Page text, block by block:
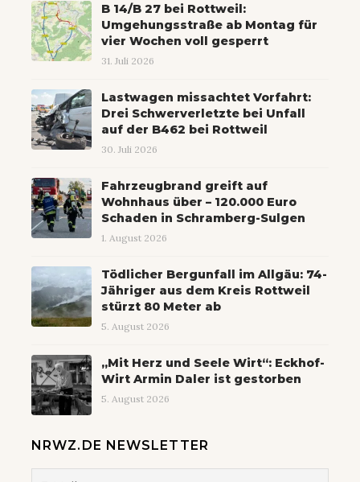
B 14/B 27 bei Rottweil:
Umgehungsstraße ab Montag für
vier Wochen voll gesperrt
31. Juli 2026
Lastwagen missachtet Vorfahrt:
Drei Schwerverletzte bei Unfall
auf der B462 bei Rottweil
30. Juli 2026
Fahrzeugbrand greift auf
Wohnhaus über – 120.000 Euro
Schaden in Schramberg-Sulgen
1. August 2026
Tödlicher Bergunfall im Allgäu: 74-
Jähriger aus dem Kreis Rottweil
stürzt 80 Meter ab
5. August 2026
„Mit Herz und Seele Wirt“: Eckhof-
Wirt Armin Daler ist gestorben
5. August 2026
NRWZ.DE NEWSLETTER